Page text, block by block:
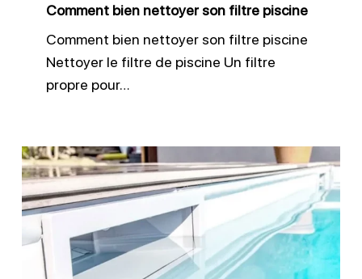
Comment bien nettoyer son filtre piscine
Comment bien nettoyer son filtre piscine
Nettoyer le filtre de piscine Un filtre
propre pour…
Nettoyer
efficacement
les
skimmers
piscine